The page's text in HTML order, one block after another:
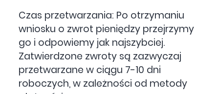
Czas przetwarzania: Po otrzymaniu
wniosku o zwrot pieniędzy przejrzymy
go i odpowiemy jak najszybciej.
Zatwierdzone zwroty są zazwyczaj
przetwarzane w ciągu 7-10 dni
roboczych, w zależności od metody